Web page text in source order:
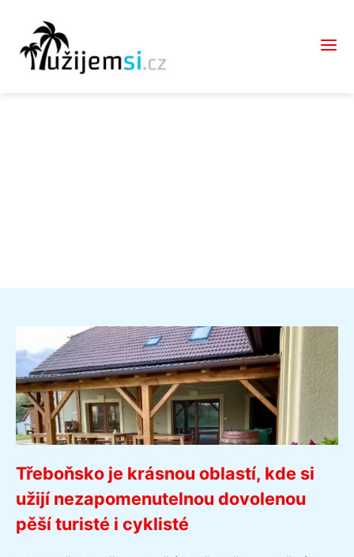
Třeboňsko je krásnou oblastí, kde si
užijí nezapomenutelnou dovolenou
pěší turisté i cyklisté